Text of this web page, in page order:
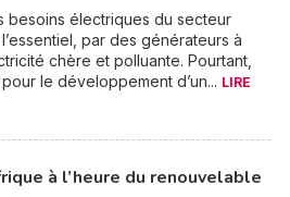
besoins électriques du secteur
par des générateurs à
chère et polluante. Pourtant,
le développement d’un... LIRE
à l’heure du renouvelable